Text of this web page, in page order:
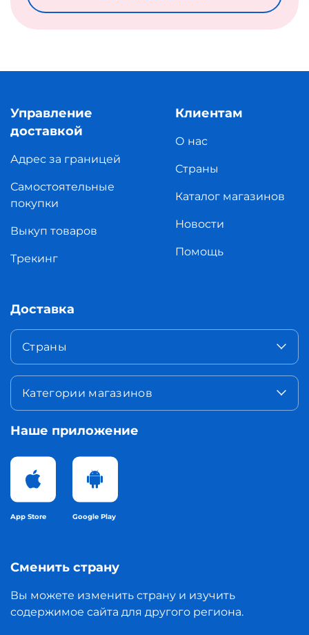
Управление
доставкой
Адрес за границей
Самостоятельные
покупки
Выкуп товаров
Трекинг
Клиентам
О нас
Страны
Каталог магазинов
Новости
Помощь
Доставка
Страны
Категории магазинов
Наше приложение
App Store Google Play
Сменить страну
Вы можете изменить страну и изучить
содержимое сайта для другого региона.